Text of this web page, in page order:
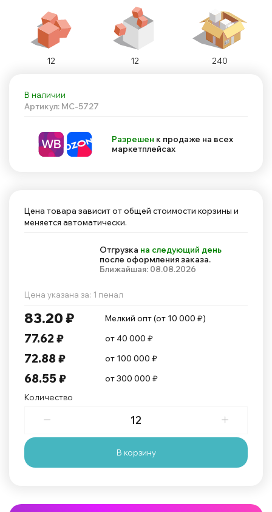
В наличии
Артикул: MC-5727
Разрешен к продаже на всех
маркетплейсах
Цена товара зависит от общей стоимости корзины и
меняется автоматически.
Отгрузка на следующий день
после оформления заказа.
Ближайшая: 08.08.2026
Цена указана за: 1 пенал
83.20 ₽ Мелкий опт (от 10 000 ₽)
77.62 ₽ от 40 000 ₽
72.88 ₽ от 100 000 ₽
68.55 ₽
от 300 000 ₽
Количество
В корзину
12 12 240